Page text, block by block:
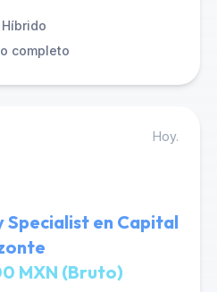
completo
Hoy.
en Capital
MXN (Bruto)